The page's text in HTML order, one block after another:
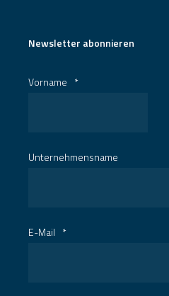
Newsletter abonnieren
Vorname *
Unternehmensname
E-Mail *